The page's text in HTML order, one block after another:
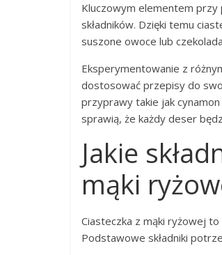
Kluczowym elementem
składników. Dzięki temu
suszone owoce lub
Eksperymentowanie z
dostosować przepisy do
przyprawy takie jak
sprawią, że każdy deser
Jakie
mąki
Ciasteczka z mąki ryżowej
Podstawowe składniki